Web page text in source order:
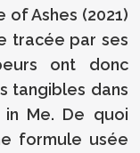
of Ashes (2021)
tracée par ses
ont donc
tangibles dans
Me. De quoi
formule usée